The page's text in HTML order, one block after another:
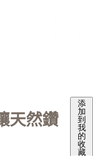
天然鑽
添
加
到
我
的
收
藏